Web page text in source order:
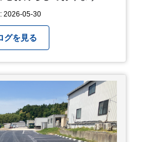
2026-05-30
グを見る